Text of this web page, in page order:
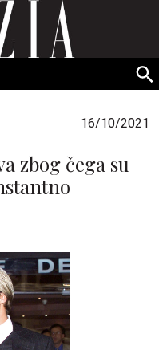
Srbija
16/10/2021
zbog čega su